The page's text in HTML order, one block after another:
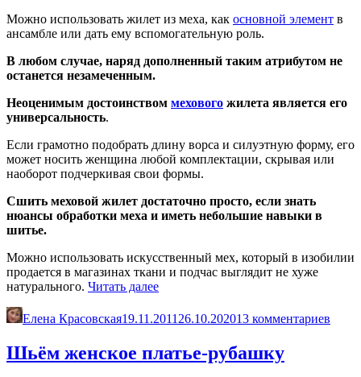
Можно использовать жилет из меха, как основной элемент в
ансамбле или дать ему вспомогательную роль.
В любом случае, наряд дополненный таким атрибутом не
останется незамеченным.
Неоценимым достоинством мехового жилета является его
универсальность.
Если грамотно подобрать длину ворса и силуэтную форму, его
может носить женщина любой комплектации, скрывая или
наоборот подчеркивая свои формы.
Сшить меховой жилет достаточно просто, если знать
нюансы обработки меха и иметь небольшие навыки в
шитье.
Можно использовать искусственный мех, который в изобилии
продается в магазинах ткани и подчас выглядит не хуже
натурального. Читать далее«Шьём
жилет»
Елена Красовская19.11.2011 26.10.202013 комментариев
Шьём женское платье-рубашку